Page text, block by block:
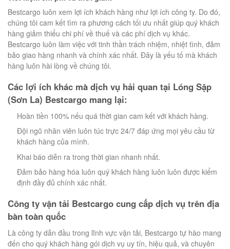
Bestcargo luôn xem lợi ích khách hàng như lợi ích công ty. Do đó,
chúng tôi cam kết tìm ra phương cách tối ưu nhất giúp quý khách
hàng giảm thiểu chi phí về thuế và các phí dịch vụ khác.
Bestcargo luôn làm việc với tinh thần trách nhiệm, nhiệt tình, đảm
bảo giao hàng nhanh và chính xác nhất. Đây là yếu tố mà khách
hàng luôn hài lòng về chúng tôi.
Các lợi ích khác mà dịch vụ hải quan tại Lóng Sập
(Sơn La) Bestcargo mang lại:
Hoàn tiền 100% nếu quá thời gian cam kết với khách hàng.
Đội ngũ nhân viên luôn túc trực 24/7 đáp ứng mọi yêu cầu từ
khách hàng của mình.
Khai báo diễn ra trong thời gian nhanh nhất.
Đảm bảo hàng hóa luôn quý khách hàng luôn luôn được kiểm
định đầy đủ chính xác nhất.
Công ty vận tải Bestcargo cung cấp dịch vụ trên địa
bàn toàn quốc
Là công ty dẫn đầu trong lĩnh vực vận tải, Bestcargo tự hào mang
đến cho quý khách hàng gói dịch vụ uy tín, hiệu quả, và chuyên